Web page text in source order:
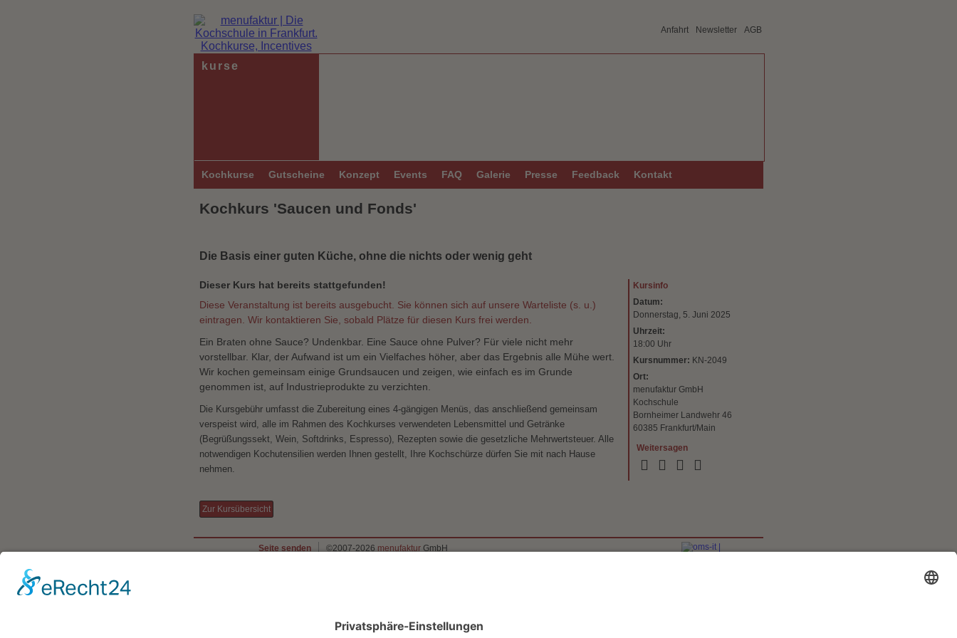
Anfahrt Newsletter AGB
kurse
Kochkurse Gutscheine Konzept Events FAQ Galerie Presse Feedback Kontakt
Kochkurs 'Saucen und Fonds'
Die Basis einer guten Küche, ohne die nichts oder wenig geht
Kursinfo
Datum:
Donnerstag, 5. Juni 2025
Uhrzeit:
18:00 Uhr
Kursnummer: KN-2049
Ort:
menufaktur GmbH
Kochschule
Bornheimer Landwehr 46
60385 Frankfurt/Main
Weitersagen
Dieser Kurs hat bereits stattgefunden!
Diese Veranstaltung ist bereits ausgebucht. Sie können sich auf unsere Warteliste (s. u.)
eintragen. Wir kontaktieren Sie, sobald Plätze für diesen Kurs frei werden.
Ein Braten ohne Sauce? Undenkbar. Eine Sauce ohne Pulver? Für viele nicht mehr
vorstellbar. Klar, der Aufwand ist um ein Vielfaches höher, aber das Ergebnis alle Mühe wert.
Wir kochen gemeinsam einige Grundsaucen und zeigen, wie einfach es im Grunde
genommen ist, auf Industrieprodukte zu verzichten.
Die Kursgebühr umfasst die Zubereitung eines 4-gängigen Menüs, das anschließend gemeinsam
verspeist wird, alle im Rahmen des Kochkurses verwendeten Lebensmittel und Getränke
(Begrüßungssekt, Wein, Softdrinks, Espresso), Rezepten sowie die gesetzliche Mehrwertsteuer. Alle
notwendigen Kochutensilien werden Ihnen gestellt, Ihre Kochschürze dürfen Sie mit nach Hause
nehmen.
Zur Kursübersicht
Seite senden
©2007-2026 menufaktur GmbH